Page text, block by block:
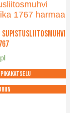
supistusliitosmuhvi
Pikakatselu